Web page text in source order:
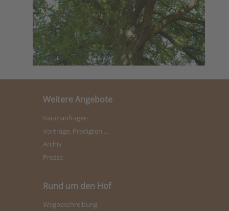
Weitere Angebote
Raumanfragen
Vorträge, Predigten ...
Archiv
Presse
Rund um den Hof
Wegbeschreibung